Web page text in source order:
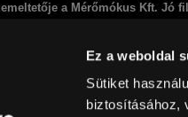
Ez a weboldal
Sütiket
biztosításához,
a Mérőmókus Kft. Jó